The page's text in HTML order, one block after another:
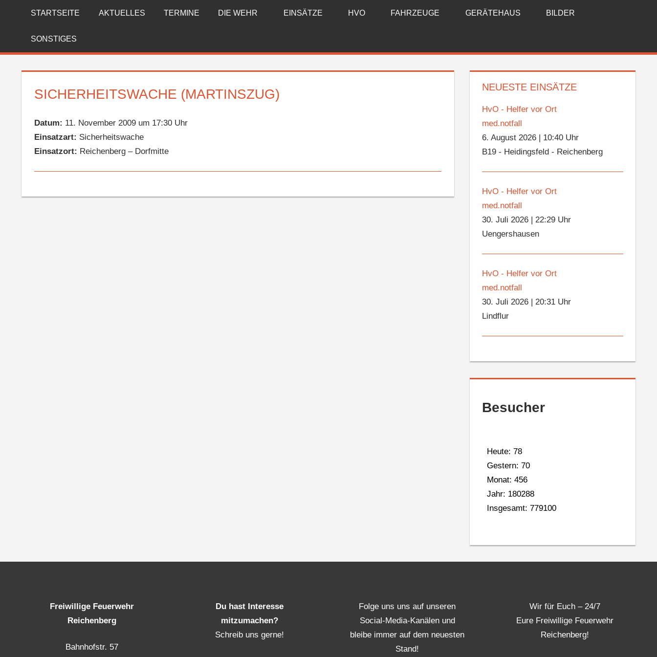
FREIWILLIGE
FEUERWEHR
REICHENBERG
STARTSEITE AKTUELLES TERMINE DIE WEHR EINSÄTZE HVO FAHRZEUGE GERÄTEHAUS BILDER
SONSTIGES
SICHERHEITSWACHE (MARTINSZUG)
Datum: 11. November 2009 um 17:30 Uhr
Einsatzart: Sicherheitswache
Einsatzort: Reichenberg – Dorfmitte
NEUESTE EINSÄTZE
HvO - Helfer vor Ort
med.notfall
6. August 2026
10:40 Uhr
B19 - Heidingsfeld - Reichenberg
HvO - Helfer vor Ort
med.notfall
30. Juli 2026 |22:29 Uhr
Uengershausen
HvO - Helfer vor Ort
med.notfall
30. Juli 2026 |20:31 Uhr
Lindflur
Besucher
Heute: 78
Gestern: 70
Monat: 456
Jahr: 180288
Insgesamt: 779100
Freiwillige Feuerwehr
Reichenberg
Bahnhofstr. 57
Du hast Interesse
mitzumachen?
Schreib uns gerne!
Folge uns uns auf unseren
Social-Media-Kanälen und
bleibe immer auf dem neuesten
Stand!
Wir für Euch – 24/7
Eure Freiwillige Feuerwehr
Reichenberg!